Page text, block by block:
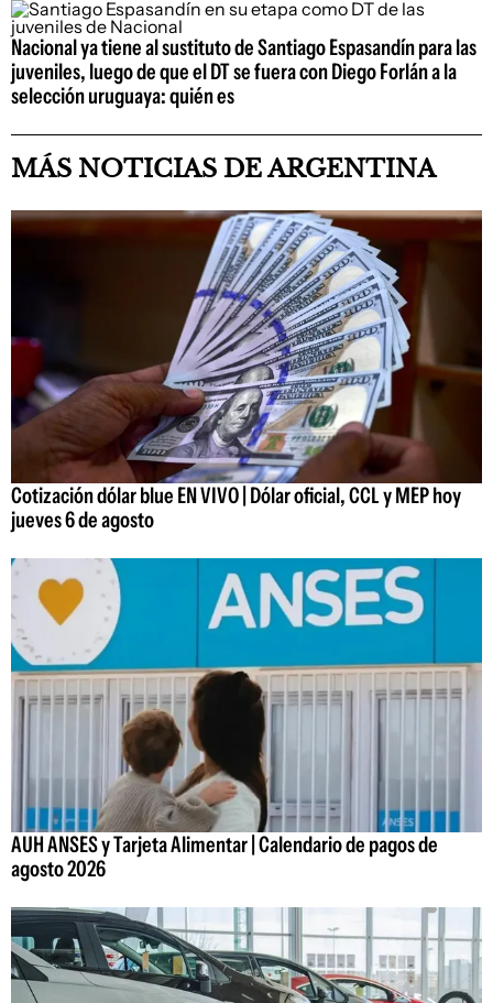
Nacional ya tiene al sustituto de Santiago Espasandín para las
juveniles, luego de que el DT se fuera con Diego Forlán a la
selección uruguaya: quién es
MÁS NOTICIAS DE ARGENTINA
Cotización dólar blue EN VIVO | Dólar oficial, CCL y MEP hoy
jueves 6 de agosto
AUH ANSES y Tarjeta Alimentar | Calendario de pagos de
agosto 2026